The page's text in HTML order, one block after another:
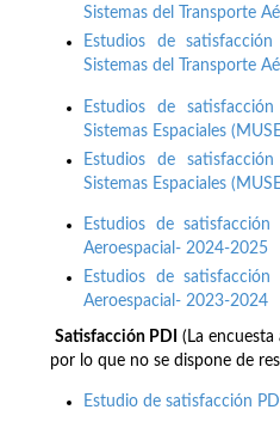
Sistemas del Transporte
Estudios de
Sistemas del Transporte
Estudios de
Sistemas Espaciales
Estudios de
Sistemas Espaciales
Estudios de
Aeroespacial- 2024-2025
Estudios de
Aeroespacial- 2023-2024
Satisfacción PDI
(La encuesta
por lo que no se dispone de
Estudio de satisfacción